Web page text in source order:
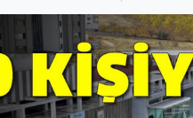
İş İlanları
Dünya
Spor